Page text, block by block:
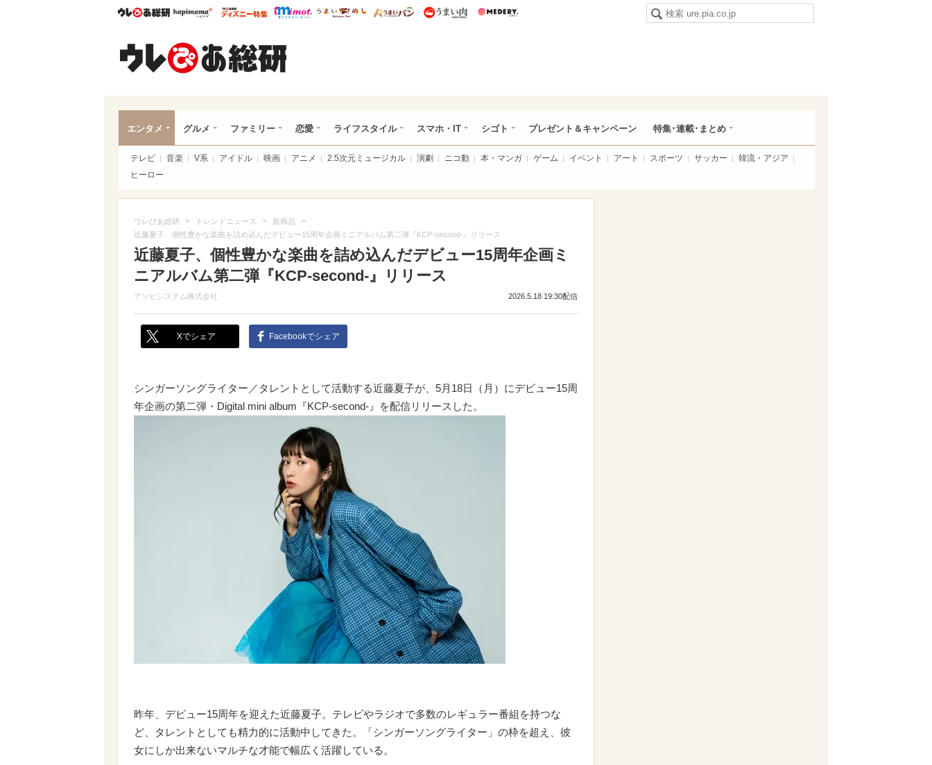
ウレぴあ総研ハピママ* ウレぴあ総研 ディズニー特集
mimot. うまいめし うまいパン うまい肉
エンタメ グルメ ファミリー 恋愛 ライフスタイル スマホ・IT シゴト プレゼント＆キャンペーン 特集･連載･まとめ
テレビ 音楽 V系 アイドル 映画 アニメ 2.5次元ミュージカル 演劇 ニコ動 本・マンガ ゲーム イベント アート スポーツ サッカー
韓流・アジア
ヒーロー
ウレぴあ総研 > トレンドニュース > 新商品 >
近藤夏子、個性豊かな楽曲を詰め込んだデビュー15周年企画ミニアルバム第二弾『KCP-second-』リリース
近藤夏子、個性豊かな楽曲を詰め込んだデビュー15周年企画ミ
ニアルバム第二弾『KCP-second-』リリース
アソビシステム株式会社 2026.5.18 19:30配信
Xでシェア Facebookでシェア
シンガーソングライター／タレントとして活動する近藤夏子が、5月18日（月）にデビュー15周
年企画の第二弾・Digital mini album『KCP-second-』を配信リリースした。
昨年、デビュー15周年を迎えた近藤夏子。テレビやラジオで多数のレギュラー番組を持つな
ど、タレントとしても精力的に活動中してきた。「シンガーソングライター」の枠を超え、彼
女にしか出来ないマルチな才能で幅広く活躍している。